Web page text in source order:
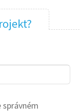
správném